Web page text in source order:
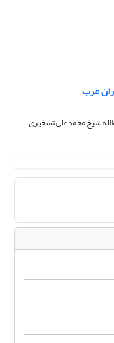
عرب
شیخ محمدعلی تسخیری